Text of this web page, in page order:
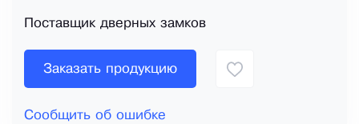
Поставщик дверных замков
Заказать продукцию
Сообщить об ошибке